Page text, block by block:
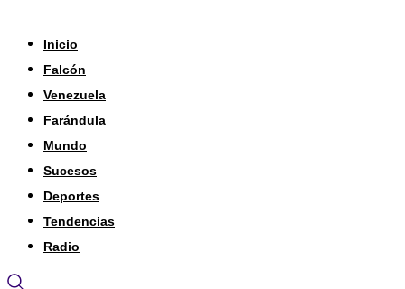
Inicio
Falcón
Venezuela
Farándula
Mundo
Sucesos
Deportes
Tendencias
Radio